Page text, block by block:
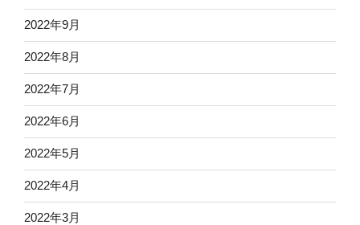
2022年9月
2022年8月
2022年7月
2022年6月
2022年5月
2022年4月
2022年3月